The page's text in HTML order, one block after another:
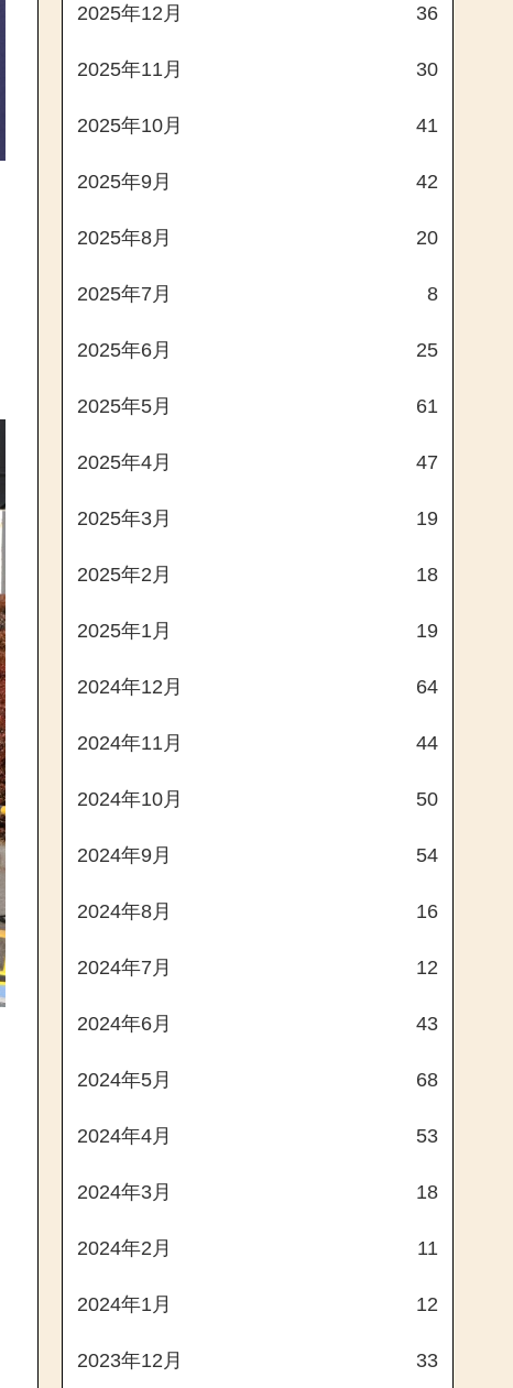
2025年12月 36
2025年11月 30
2025年10月 41
2025年9月 42
2025年8月 20
2025年7月 8
2025年6月 25
2025年5月 61
2025年4月 47
2025年3月 19
2025年2月 18
2025年1月 19
2024年12月 64
2024年11月 44
2024年10月 50
2024年9月 54
2024年8月 16
2024年7月 12
2024年6月 43
2024年5月 68
2024年4月 53
2024年3月 18
2024年2月 11
2024年1月 12
2023年12月 33